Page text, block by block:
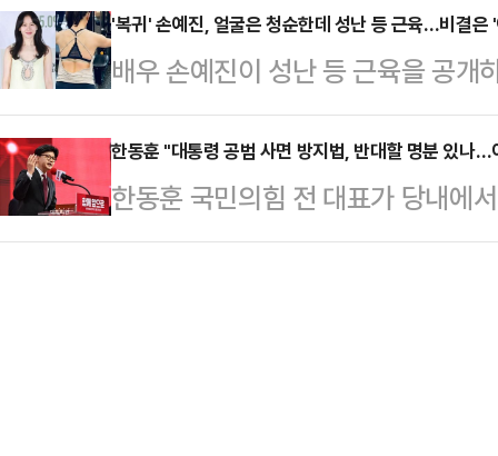
임을 가졌으며, 이 자리에 최소 19
났다.보고서에는 후쿠야마가 오오
기대한다", "신입…
핵무력 강화 의지를 강조했다.이는
고 요구한 것으로 분석되며 이재명
시 등 잇단 대북 유화 메시지에도
했다.19일 조선중앙통신 보도에 따
작된 전날 평안남도 남포조선소를
축함 '최현호'의 무장…
'복귀' 손예진, 얼굴은 청순한데 성난 등 근육…비결
배우 손예진이 성난 등 근육을 공개
개인 SNS에 영화 '어쩔 수가 없다'
빠진 모습을 게재했다. 손예진은 '
한다. 지난 2022년 아들을 출산한
와 등을 드러낸 손예진은 선명한 근
한동훈 "대통령 공범 사면 방지법, 반대할 명분 있나…
한동훈 국민의힘 전 대표가 당내에
면 대상에서 제외'하는 내용의 이른